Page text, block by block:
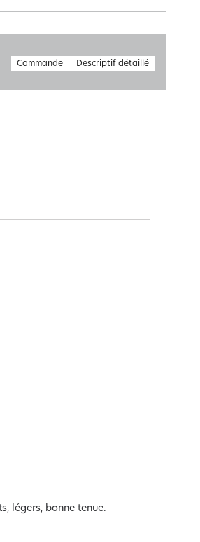
Commande Descriptif détaillé
légers, bonne tenue.